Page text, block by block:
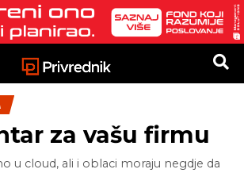
za vašu firmu
u cloud, ali i oblaci moraju negdje da